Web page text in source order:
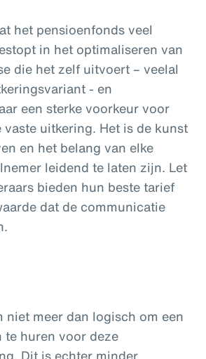
het pensioenfonds veel
in het optimaliseren van
die het zelf uitvoert – veelal
- en
een sterke voorkeur voor
vaste uitkering. Het is de kunst
en het belang van elke
leidend te laten zijn. Let
bieden hun beste tarief
dat de communicatie
niet meer dan logisch om een
te huren voor deze